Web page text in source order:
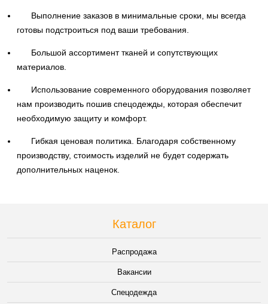
Выполнение заказов в минимальные сроки, мы всегда
готовы подстроиться под ваши требования.
Большой ассортимент тканей и сопутствующих
материалов.
Использование современного оборудования позволяет
нам производить пошив спецодежды, которая обеспечит
необходимую защиту и комфорт.
Гибкая ценовая политика. Благодаря собственному
производству, стоимость изделий не будет содержать
дополнительных наценок.
Каталог
Распродажа
Вакансии
Спецодежда